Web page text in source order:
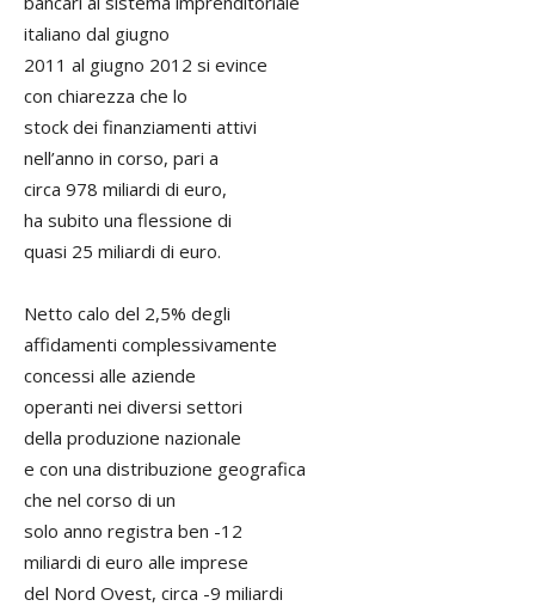
italiano dal giugno
2011 al giugno 2012 si evince
con chiarezza che lo
stock dei finanziamenti attivi
nell’anno in corso, pari a
circa 978 miliardi di euro,
ha subito una flessione di
quasi 25 miliardi di euro.
Netto calo del 2,5% degli
affidamenti complessivamente
concessi alle aziende
operanti nei diversi settori
della produzione nazionale
e con una distribuzione geografica
che nel corso di un
solo anno registra ben -12
miliardi di euro alle imprese
del Nord Ovest, circa -9 miliardi